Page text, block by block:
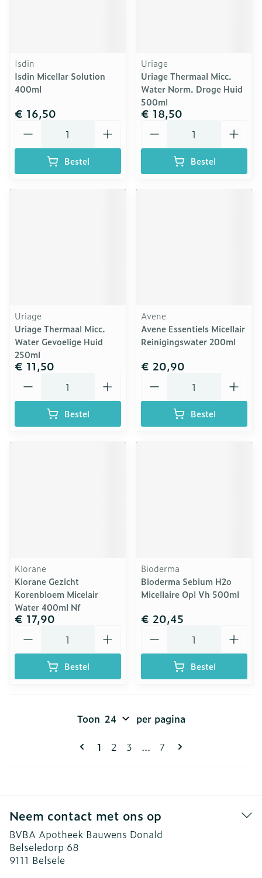
Isdin
Isdin Micellar Solution
400ml
€ 16,50
Bestel
Uriage
Uriage Thermaal Micc.
Water Norm. Droge Huid
500ml
€ 18,50
Bestel
Uriage
Uriage Thermaal Micc.
Water Gevoelige Huid
250ml
€ 11,50
Bestel
Avene
Avene Essentiels Micellair
Reinigingswater 200ml
€ 20,90
Bestel
Klorane
Klorane Gezicht
Korenbloem Micelair
Water 400ml Nf
€ 17,90
Bestel
Bioderma
Bioderma Sebium H2o
Micellaire Opl Vh 500ml
€ 20,45
Bestel
Pagina's
U lees momenteel pagina
1 Pagina
2 Pagina
3 ... Pagina
7
Toon per pagina
Neem contact met ons op
BVBA Apotheek Bauwens Donald
Belseledorp 68
9111 Belsele